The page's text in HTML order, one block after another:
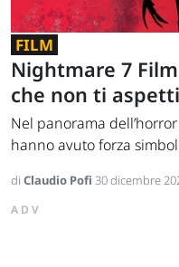
FILM
Nightmare 7
che non ti aspetti
Nel panorama
hanno avuto forza
di Claudio Pofi 30 dicembre
ADV